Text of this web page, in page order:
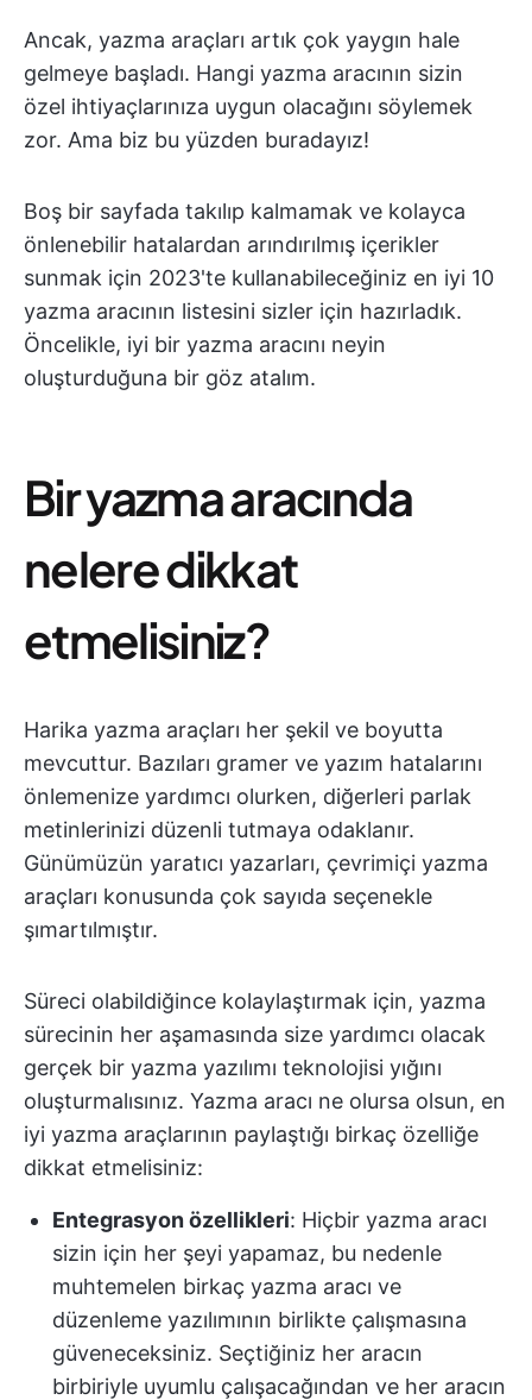
Ancak, yazma araçları artık çok yaygın hale
gelmeye başladı. Hangi yazma aracının sizin
özel ihtiyaçlarınıza uygun olacağını söylemek
zor. Ama biz bu yüzden buradayız!
Boş bir sayfada takılıp kalmamak ve kolayca
önlenebilir hatalardan arındırılmış içerikler
sunmak için 2023'te kullanabileceğiniz en iyi 10
yazma aracının listesini sizler için hazırladık.
Öncelikle, iyi bir yazma aracını neyin
oluşturduğuna bir göz atalım.
Bir yazma aracında
nelere dikkat
etmelisiniz?
Harika yazma araçları her şekil ve boyutta
mevcuttur. Bazıları gramer ve yazım hatalarını
önlemenize yardımcı olurken, diğerleri parlak
metinlerinizi düzenli tutmaya odaklanır.
Günümüzün yaratıcı yazarları, çevrimiçi yazma
araçları konusunda çok sayıda seçenekle
şımartılmıştır.
Süreci olabildiğince kolaylaştırmak için, yazma
sürecinin her aşamasında size yardımcı olacak
gerçek bir yazma yazılımı teknolojisi yığını
oluşturmalısınız. Yazma aracı ne olursa olsun, en
iyi yazma araçlarının paylaştığı birkaç özelliğe
dikkat etmelisiniz:
Entegrasyon özellikleri: Hiçbir yazma aracı
sizin için her şeyi yapamaz, bu nedenle
muhtemelen birkaç yazma aracı ve
düzenleme yazılımının birlikte çalışmasına
güveneceksiniz. Seçtiğiniz her aracın
birbiriyle uyumlu çalışacağından ve her aracın